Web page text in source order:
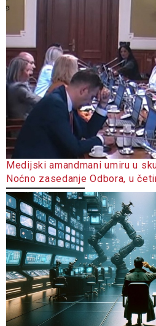
Medijski amandmani umiru u
Noćno zasedanje Odbora, u